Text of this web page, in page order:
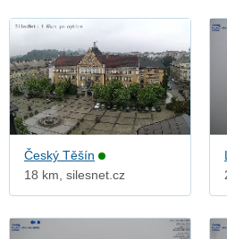
Český Těšín
18 km, silesnet.cz